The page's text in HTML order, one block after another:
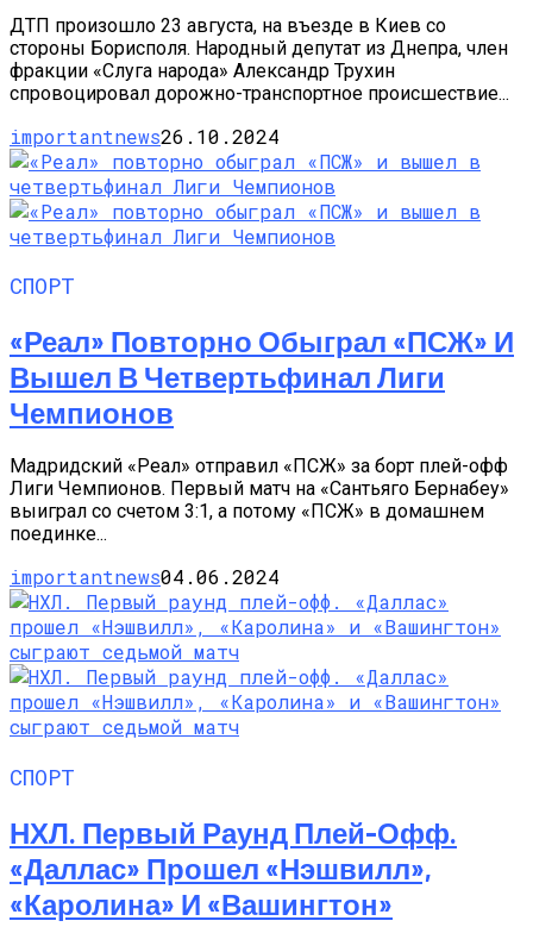
ДТП произошло 23 августа, на въезде в Киев со
стороны Борисполя. Народный депутат из Днепра, член
фракции «Слуга народа» Александр Трухин
спровоцировал дорожно-транспортное происшествие...
importantnews26.10.2024
СПОРТ
«Реал» Повторно Обыграл «ПСЖ» И
Вышел В Четвертьфинал Лиги
Чемпионов
Мадридский «Реал» отправил «ПСЖ» за борт плей-офф
Лиги Чемпионов. Первый матч на «Сантьяго Бернабеу»
выиграл со счетом 3:1, а потому «ПСЖ» в домашнем
поединке...
importantnews04.06.2024
СПОРТ
НХЛ. Первый Раунд Плей-Офф.
«Даллас» Прошел «Нэшвилл»,
«Каролина» И «Вашингтон»